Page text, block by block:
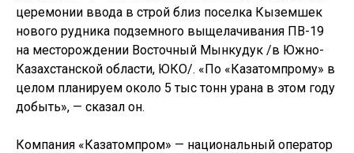
церемонии ввода в строй близ поселка Кыземшек
нового рудника подземного выщелачивания ПВ-19
на месторождении Восточный Мынкудук /в Южно-
Казахстанской области, ЮКО/. «По «Казатомпрому» в
целом планируем около 5 тыс тонн урана в этом году
добыть», — сказал он.
Компания «Казатомпром» — национальный оператор